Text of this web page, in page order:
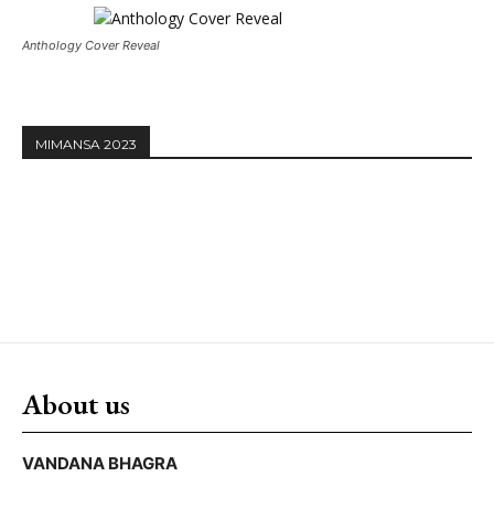
Anthology Cover Reveal
MIMANSA 2023
About us
VANDANA BHAGRA